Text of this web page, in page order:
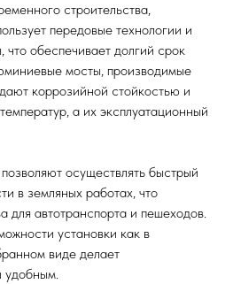
строительства,
передовые технологии и
что обеспечивает долгий срок
мосты, производимые
коррозийной стойкостью и
а их эксплуатационный
осуществлять быстрый
в земляных работах, что
для автотранспорта и пешеходов.
установки как в
виде делает
удобным.